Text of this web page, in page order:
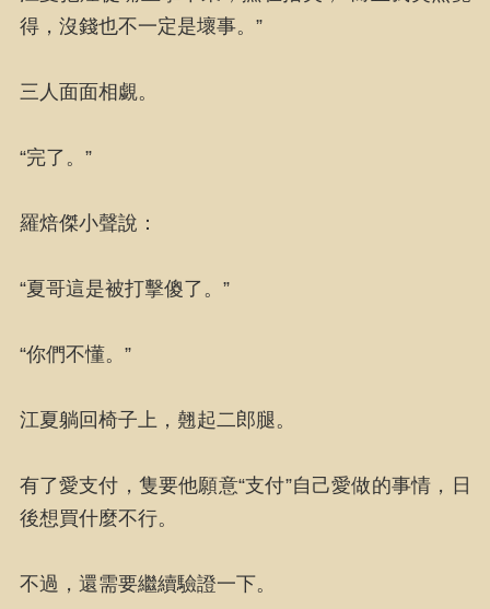
得，沒錢也不一定是壞事。”
三人面面相覷。
“完了。”
羅焙傑小聲說：
“夏哥這是被打擊傻了。”
“你們不懂。”
江夏躺回椅子上，翹起二郎腿。
有了愛支付，隻要他願意“支付”自己愛做的事情，日
後想買什麼不行。
不過，還需要繼續驗證一下。